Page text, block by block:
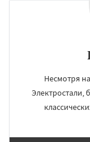
Несмотря
Электростали,